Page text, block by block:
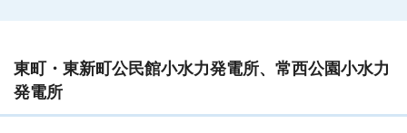
東町・東新町公民館小水力発電所、常西公園小水力
発電所